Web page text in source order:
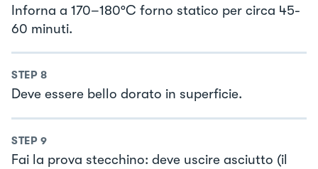
Inforna a 170–180°C forno statico per circa 45-
60 minuti.
STEP 8
Deve essere bello dorato in superficie.
STEP 9
Fai la prova stecchino: deve uscire asciutto (il